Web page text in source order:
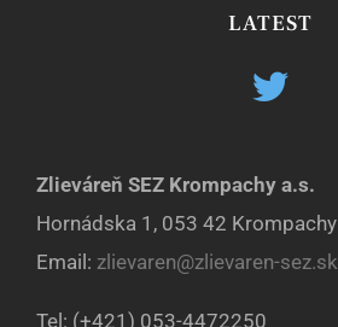
LATEST
Zlieváreň SEZ Krompachy a.s.
Hornádska 1, 053 42 Krompachy
Email: zlievaren@zlievaren-sez.sk
Tel: (+421) 053-4472250